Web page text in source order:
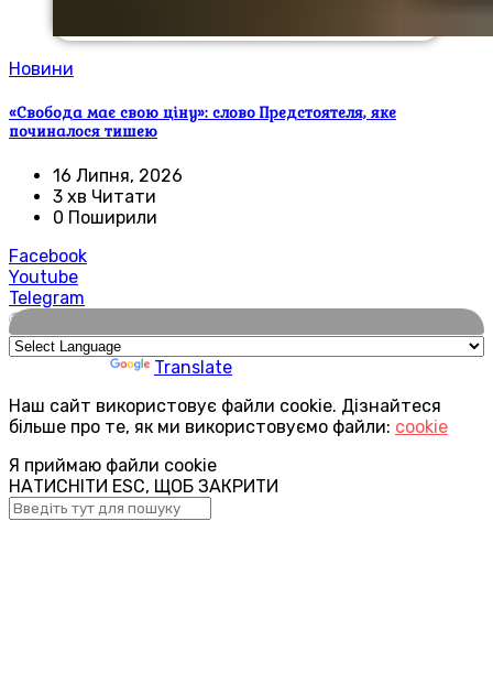
Новини
«Свобода має свою ціну»: слово Предстоятеля, яке
починалося тишею
16 Липня, 2026
3 хв Читати
0 Поширили
Facebook
Youtube
Telegram
🌍
Translate
Наш сайт використовує файли cookie. Дізнайтеся
більше про те, як ми використовуємо файли: cookie
Я приймаю файли cookie
НАТИСНІТИ ESC, ЩОБ ЗАКРИТИ